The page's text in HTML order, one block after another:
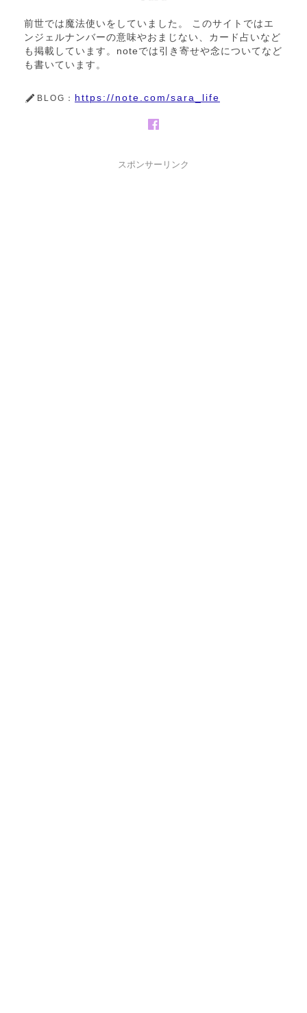
前世では魔法使いをしていました。 このサイトではエ
ンジェルナンバーの意味やおまじない、カード占いなど
も掲載しています。noteでは引き寄せや念についてなど
も書いています。
BLOG： https://note.com/sara_life
スポンサーリンク